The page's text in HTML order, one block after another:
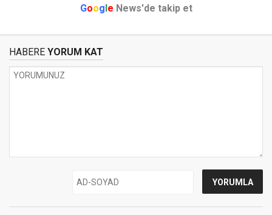
Google News'de takip et
HABERE YORUM KAT